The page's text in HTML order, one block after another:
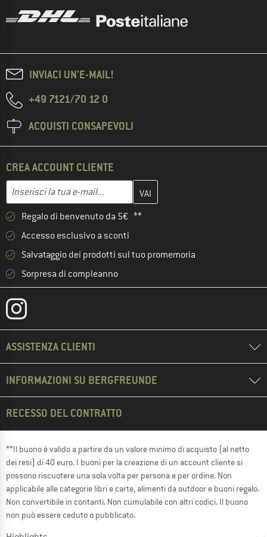
INVIACI UN'E-MAIL!
+49 7121/70 12 0
ACQUISTI CONSAPEVOLI
CREA ACCOUNT CLIENTE
Indirizzo e-mail
Inserisci qui il tuo indirizzo e-mail e crea il tuo account cliente
Regalo di benvenuto da 5€ **
Accesso esclusivo a sconti
Salvataggio dei prodotti sul tuo promemoria
Sorpresa di compleanno
ASSISTENZA CLIENTI
INFORMAZIONI SU BERGFREUNDE
RECESSO DEL CONTRATTO
**Il buono è valido a partire da un valore minimo di acquisto (al netto
dei resi) di 40 euro. I buoni per la creazione di un account cliente si
possono riscuotere una sola volta per persona e per ordine. Non
applicabile alle categorie libri e carte, alimenti da outdoor e buoni regalo.
Non convertibile in contanti. Non cumulabile con altri codici. Il buono
non può essere ceduto o pubblicato.